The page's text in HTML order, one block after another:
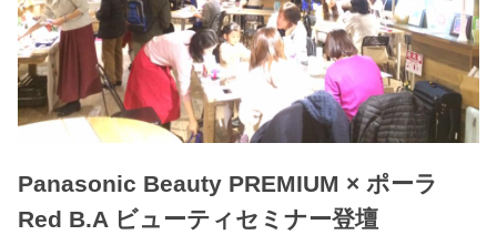
Panasonic Beauty PREMIUM × ポーラ
Red B.A ビューティセミナー登壇